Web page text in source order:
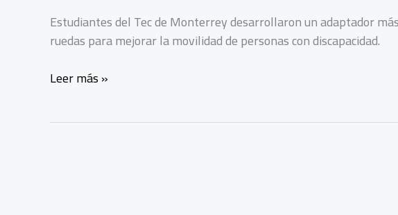
Estudiantes del Tec de Monterrey desarrollaron un adaptador
ruedas para mejorar la movilidad de personas con discapacidad.
Chair
Leer más »